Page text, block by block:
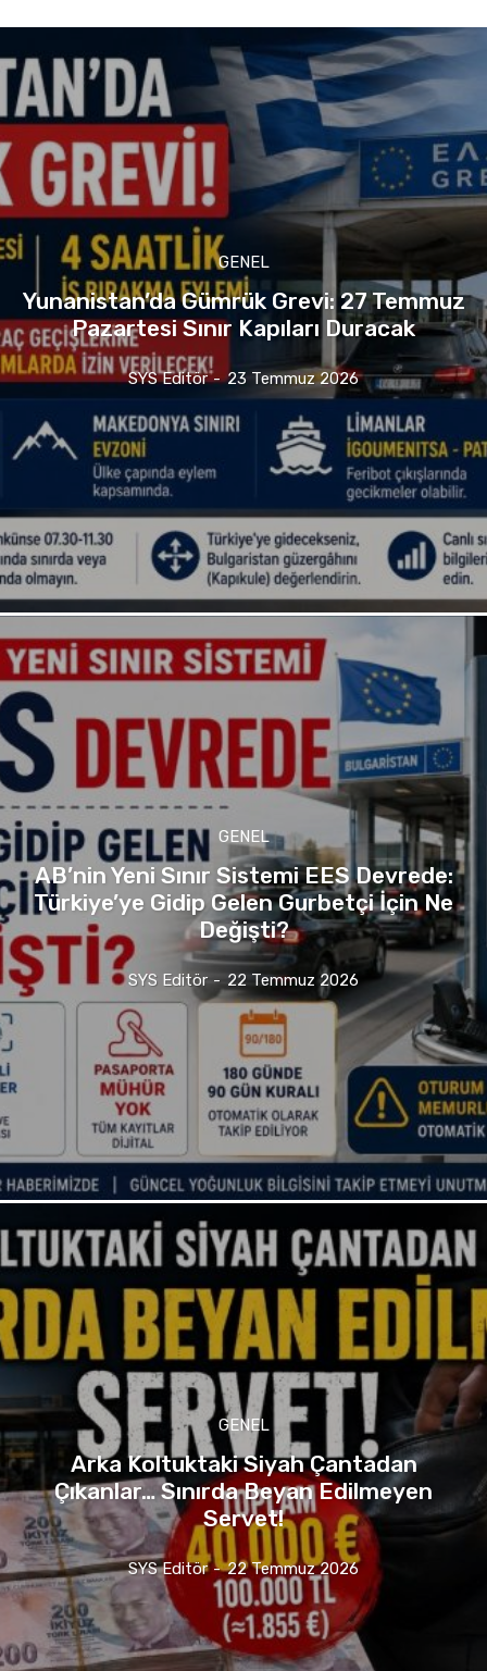
GENEL
Yunanistan’da Gümrük Grevi: 27 Temmuz
Pazartesi Sınır Kapıları Duracak
SYS Editör - 23 Temmuz 2026
GENEL
AB’nin Yeni Sınır Sistemi EES Devrede:
Türkiye’ye Gidip Gelen Gurbetçi İçin Ne
Değişti?
SYS Editör - 22 Temmuz 2026
GENEL
Arka Koltuktaki Siyah Çantadan
Çıkanlar… Sınırda Beyan Edilmeyen
Servet!
SYS Editör - 22 Temmuz 2026